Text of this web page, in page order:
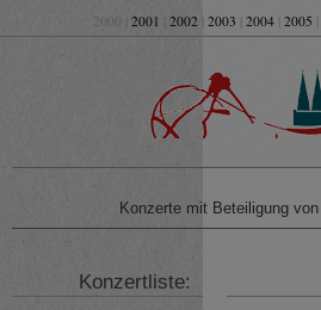
2000 | 2001 2002 2003 2004 2005
Konzerte mit Beteiligung von
Konzertliste: